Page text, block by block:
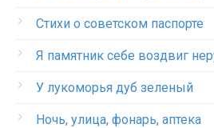
Стихи о советском паспорте
Я памятник себе воздвиг
У лукоморья дуб зеленый
Ночь, улица, фонарь, аптека